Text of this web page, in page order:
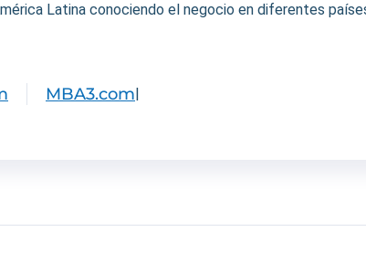
Latina conociendo el negocio en diferentes
MBA3.com